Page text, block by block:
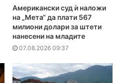
Американски суд ѝ наложи
на „Мета“ да плати 567
милиони долари за штети
нанесени на младите
07.08.2026 09:37